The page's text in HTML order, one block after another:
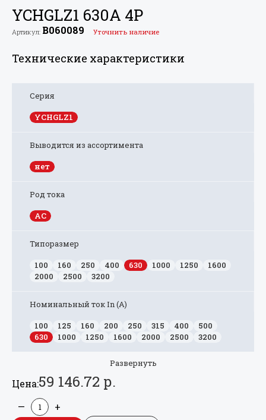
YCHGLZ1 630А 4P
Артикул: B060089 Уточнить наличие
Технические характеристики
Развернуть
Серия
YCHGLZ1
Выводится из ассортимента
нет
Род тока
AC
Типоразмер
100
160 250 400 630 1000 1250
1600
2000
2500 3200
Номинальный ток In (А)
100
125 160 200 250 315 400
500
630
1000 1250 1600 2000 2500 3200
Цена:59 146.72 р.
— +